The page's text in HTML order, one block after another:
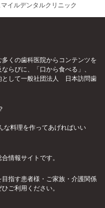
マイルデンタルクリニック
くの歯科医院からコンテンツを
らびに、「口から食べる」、
として一般社団法人 日本訪問歯
な料理を作ってあげればいい
情報サイトです。
目指す患者様・ご家族・介護関係
ご利用ください。